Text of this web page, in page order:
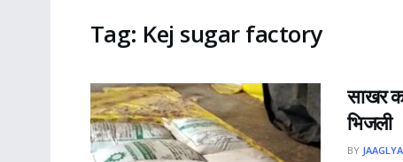
Tag: Kej sugar factory
साखर
भिजली
BY